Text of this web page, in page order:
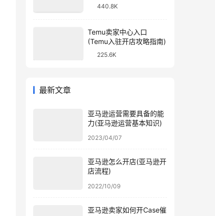
440.8K
Temu卖家中心入口
(Temu入驻开店攻略指南)
225.6K
最新文章
亚马逊运营需要具备的能
力(亚马逊运营基本知识)
2023/04/07
亚马逊怎么开店(亚马逊开
店流程)
2022/10/09
亚马逊卖家如何开Case催